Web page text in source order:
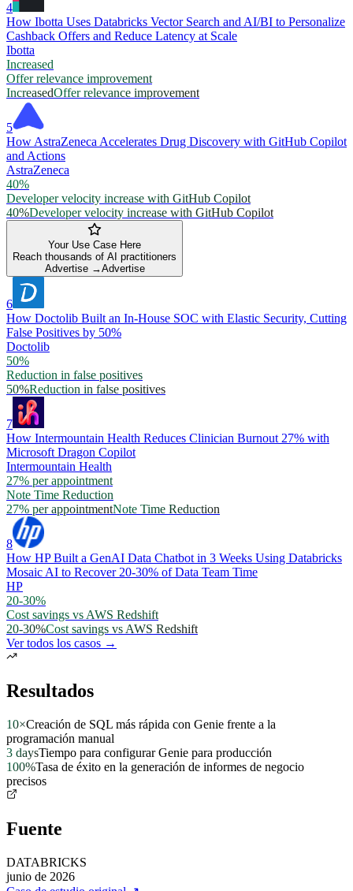
4
How Ibotta Uses Databricks Vector Search and AI/BI to Personalize
Cashback Offers and Reduce Latency at Scale
Ibotta
Increased
Offer relevance improvement
IncreasedOffer relevance improvement
5
How AstraZeneca Accelerates Drug Discovery with GitHub Copilot
and Actions
AstraZeneca
40%
Developer velocity increase with GitHub Copilot
40%Developer velocity increase with GitHub Copilot
Your Use Case Here
Reach thousands of AI practitioners
Advertise →Advertise
6
How Doctolib Built an In-House SOC with Elastic Security, Cutting
False Positives by 50%
Doctolib
50%
Reduction in false positives
50%Reduction in false positives
7
How Intermountain Health Reduces Clinician Burnout 27% with
Microsoft Dragon Copilot
Intermountain Health
27% per appointment
Note Time Reduction
27% per appointmentNote Time Reduction
8
How HP Built a GenAI Data Chatbot in 3 Weeks Using Databricks
Mosaic AI to Recover 20-30% of Data Team Time
HP
20-30%
Cost savings vs AWS Redshift
20-30%Cost savings vs AWS Redshift
Ver todos los casos →
Resultados
10×Creación de SQL más rápida con Genie frente a la
programación manual
3 daysTiempo para configurar Genie para producción
100%Tasa de éxito en la generación de informes de negocio
precisos
Fuente
DATABRICKS
junio de 2026